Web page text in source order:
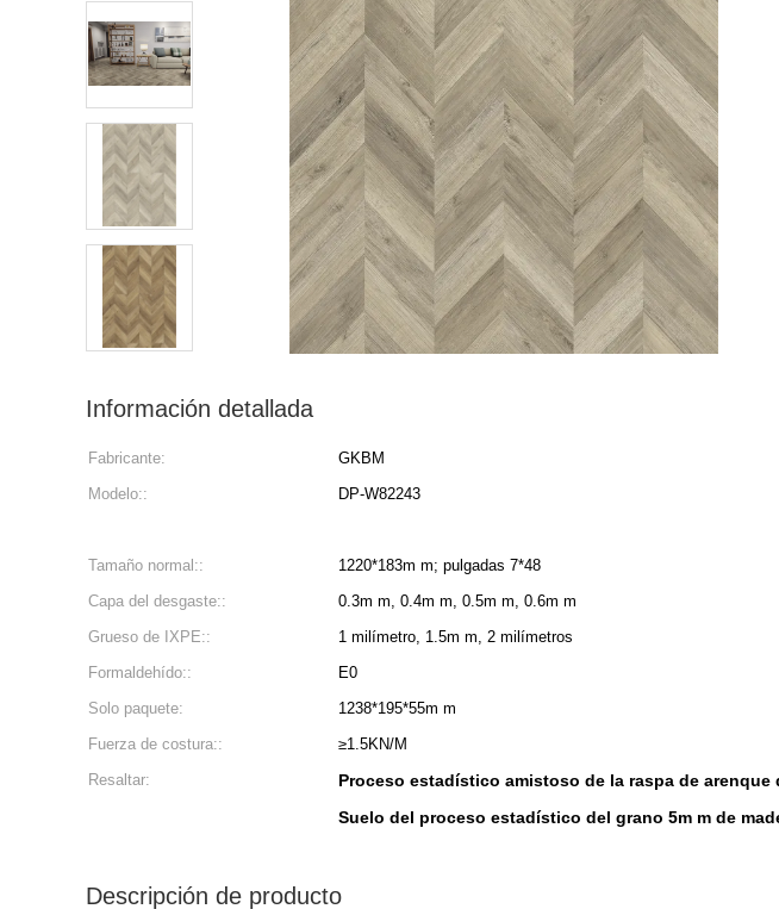
Información detallada
Fabricante: GKBM
Modelo::
DP-W82243
Tamaño normal::
1220*183m m; pulgadas 7*48
Capa del desgaste::
0.3m m, 0.4m m, 0.5m m, 0.6m m
Grueso de IXPE::
1 milímetro, 1.5m m, 2 milímetros
Formaldehído::
E0
Solo paquete:
1238*195*55m m
Fuerza de costura::
≥1.5KN/M
Resaltar:
Proceso estadístico amistoso de la raspa de arenque
Suelo del proceso estadístico del grano 5m m de
Descripción de producto